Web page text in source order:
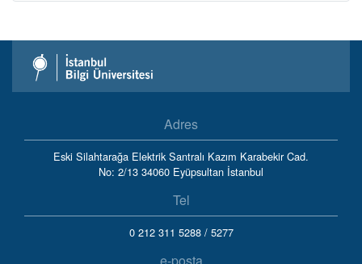
Adres
Eski Silahtarağa Elektrik Santralı Kazım Karabekir Cad.
No: 2/13 34060 Eyüpsultan İstanbul
Tel
0 212 311 5288/ 5277